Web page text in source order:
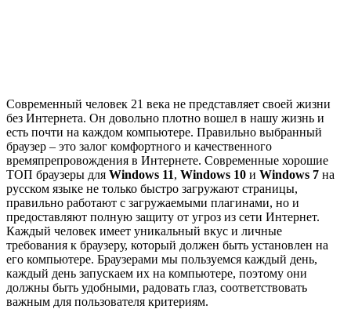
Современный человек 21 века не представляет своей жизни
без Интернета. Он довольно плотно вошел в нашу жизнь и
есть почти на каждом компьютере. Правильно выбранный
браузер – это залог комфортного и качественного
времяпрепровождения в Интернете. Современные хорошие
ТОП браузеры для Windows 11, Windows 10 и Windows 7 на
русском языке не только быстро загружают страницы,
правильно работают с загружаемыми плагинами, но и
предоставляют полную защиту от угроз из сети Интернет.
Каждый человек имеет уникальный вкус и личные
требования к браузеру, который должен быть установлен на
его компьютере. Браузерами мы пользуемся каждый день,
каждый день запускаем их на компьютере, поэтому они
должны быть удобными, радовать глаз, соответствовать
важным для пользователя критериям.